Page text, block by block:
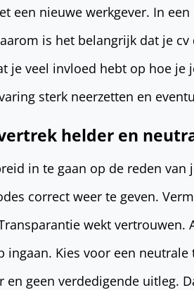
een nieuwe werkgever. In
is het belangrijk dat je
je veel invloed hebt op hoe je
sterk neerzetten en
helder en
in te gaan op de reden
correct weer te geven.
wekt vertrouwen.
ingaan. Kies voor een
en geen verdedigende uitleg.